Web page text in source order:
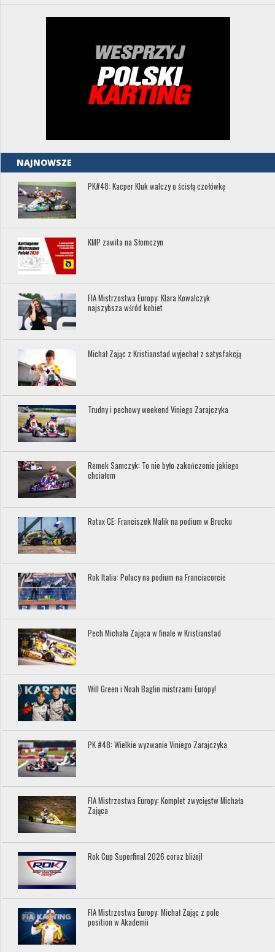
NAJNOWSZE
PK#48: Kacper Kluk walczy o ścisłą czołówkę
KMP zawita na Słomczyn
FIA Mistrzostwa Europy: Klara Kowalczyk
najszybsza wśród kobiet
Michał Zając z Kristianstad wyjechał z satysfakcją
Trudny i pechowy weekend Viniego Zarajczyka
Remek Samczyk: To nie było zakończenie jakiego
chciałem
Rotax CE: Franciszek Malik na podium w Brucku
Rok Italia: Polacy na podium na Franciacorcie
Pech Michała Zająca w finale w Kristianstad
Will Green i Noah Baglin mistrzami Europy!
PK #48: Wielkie wyzwanie Viniego Zarajczyka
FIA Mistrzostwa Europy: Komplet zwycięstw Michała
Zająca
Rok Cup Superfinal 2026 coraz bliżej!
FIA Mistrzostwa Europy: Michał Zając z pole
position w Akademii